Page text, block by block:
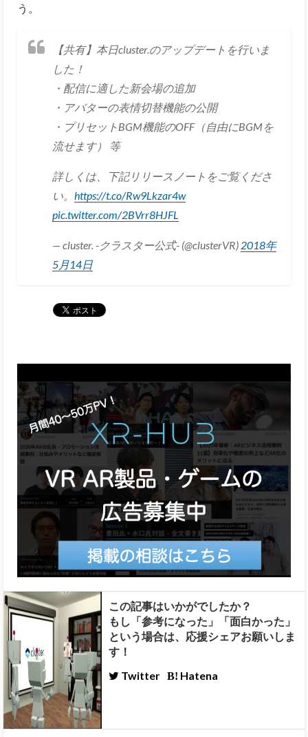
う。
【共有】本日cluster.のアップデートを行いま
した！
・配信に適した新会場の追加
・アバターの表情切替機能の公開
・プリセットBGM機能のOFF（自由にBGMを
流せます） 等
詳しくは、下記リリースノートをご覧くださ
い。 https://t.co/Rw9Lkzar4w
pic.twitter.com/2BVrr8HJFL
— cluster. -クラスター公式- (@clusterVR) 2018年
5月14日
この記事はいかがでしたか？
もし「参考になった」「面白かった」
という場合は、応援シェアお願いしま
す！
Twitter
Hatena